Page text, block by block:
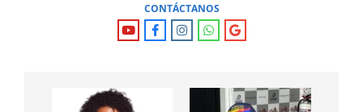
CONTÁCTANOS